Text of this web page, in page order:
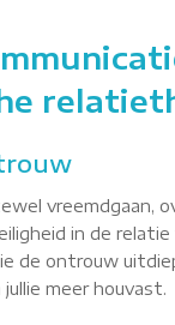
vreemdgaan,
in de
de ontrouw
meer houvast.